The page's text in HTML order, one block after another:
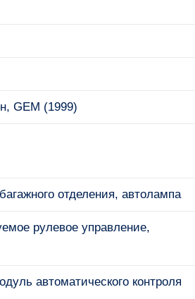
GEM (1999)
отделения, автолампа
рулевое управление,
автоматического контроля